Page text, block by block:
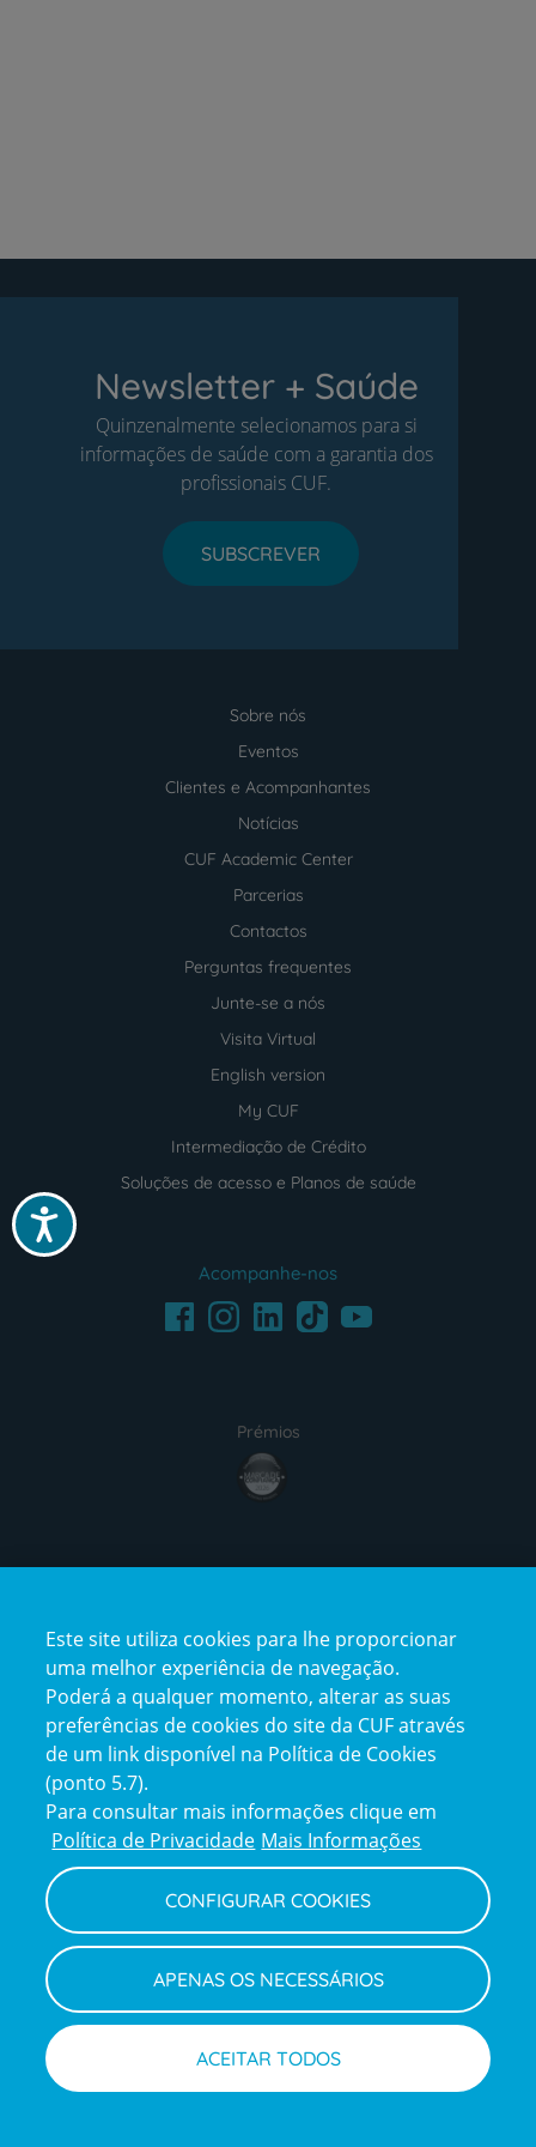
Acessibilidade
Newsletter + Saúde
Quinzenalmente selecionamos para si
informações de saúde com a garantia dos
profissionais CUF.
SUBSCREVER
Sobre nós
Eventos
Clientes e Acompanhantes
Notícias
CUF Academic Center
Parcerias
Contactos
Perguntas frequentes
Junte-se a nós
Visita Virtual
English version
My CUF
Intermediação de Crédito
Soluções de acesso e Planos de saúde
Acompanhe-nos
FacebookInstagramLinkedInTikTokYoutube
Prémios
award4
certification2certification3
Reclamações
e
elogios
Policy
Política de Privacidade e Cookies
Termos e Condições
Declaração de Acessibilidade
Canal de Denúncias
Informações legais
Este site utiliza cookies para lhe proporcionar
uma melhor experiência de navegação.
Poderá a qualquer momento, alterar as suas
preferências de cookies do site da CUF através
de um link disponível na Política de Cookies
(ponto 5.7).
Para consultar mais informações clique em
Política de Privacidade Mais Informações
CONFIGURAR COOKIES
APENAS OS NECESSÁRIOS
ACEITAR TODOS